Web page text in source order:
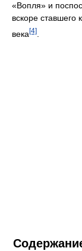
«Вопля» и
вскоре ставшего
века[4]